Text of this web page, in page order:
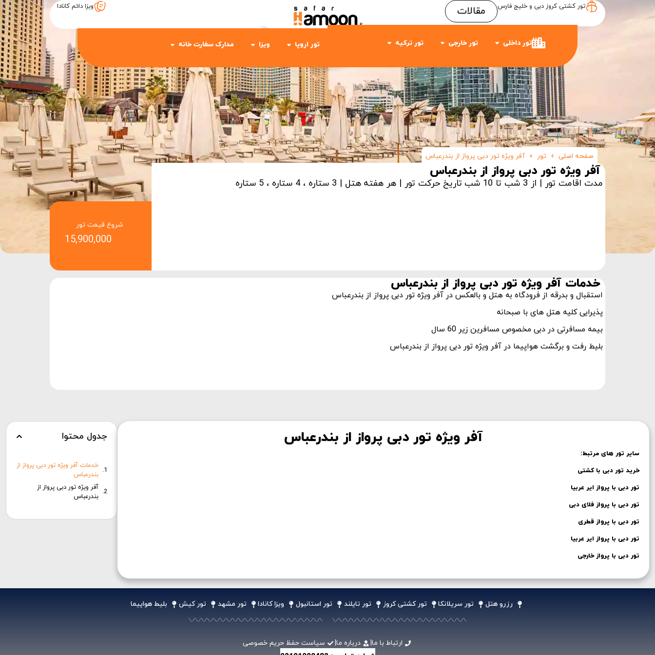
تور کشتی کروز دبی و خلیج فارس مقالات ویزا دائم کانادا
تور داخلی تور خارجی تور ترکیه تور اروپا ویزا مدارک سفارت خانه
Item #1
Item #3
صفحه اصلی » تور » آفر ویژه تور دبی پرواز از بندرعباس
آفر ویژه تور دبی پرواز از بندرعباس
مدت اقامت تور | از 3 شب تا 10 شب تاریخ حرکت تور | هر هفته هتل | 3 ستاره ، 4 ستاره ، 5 ستاره
شروع قیمت تور
خدمات آفر ویژه تور دبی پرواز از بندرعباس
استقبال و بدرقه از فرودگاه به هتل و بالعکس در آفر ویژه تور دبی پرواز از بندرعباس
پذیرایی کلیه هتل های با صبحانه
بیمه مسافرتی در دبی مخصوص مسافرین زیر 60 سال
بلیط رفت و برگشت هواپیما در آفر ویژه تور دبی پرواز از بندرعباس
جدول محتوا
خدمات آفر ویژه تور دبی پرواز از
بندرعباس
آفر ویژه تور دبی پرواز از
بندرعباس
آفر ویژه تور دبی پرواز از بندرعباس
سایر تور های مرتبط:
خرید تور دبی با کشتی
تور دبی با پرواز ایر عربیا
تور دبی با پرواز فلای دبی
تور دبی با پرواز قطری
تور دبی با پرواز ایر عربیا
تور دبی با پرواز خارجی
رزرو هتل تور سریلانکا تور کشتی کروز تور تایلند تور استانبول ویزا کانادا تور مشهد تور کیش بلیط هواپیما
ارتباط با ما| درباره ما| سیاست حفظ حریم خصوصی